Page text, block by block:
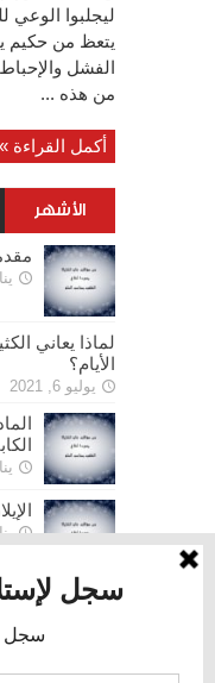
ليجلبوا الوعي
يتعظ من حكيم
الفشل
من هذه ...
أكمل القراءة »
الأشهر
يناير
لماذا يعاني
الأيام؟
يوليو 6, 2021
يناير